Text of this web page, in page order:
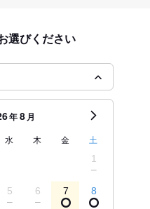
選びください
年8月
水 木 金 土
1
5 6 7 8